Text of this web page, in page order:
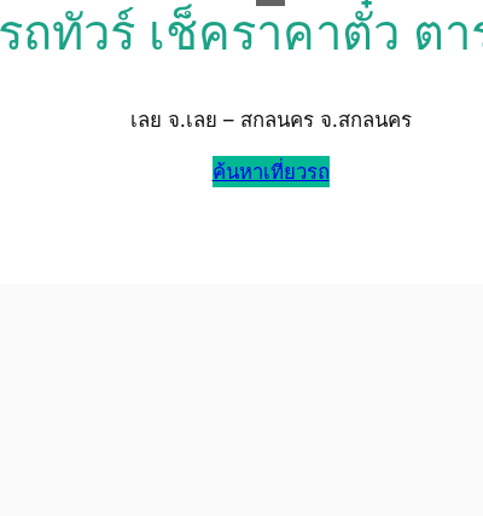
ถทัวร์ เช็คราคาตั๋ว ตา
เลย จ.เลย – สกลนคร จ.สกลนคร
ค้นหาเที่ยวรถ